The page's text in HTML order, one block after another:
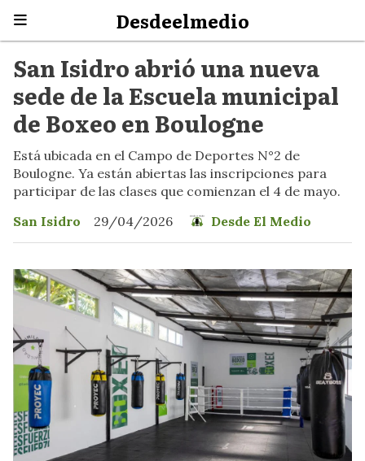
Desdeelmedio
San Isidro abrió una nueva
sede de la Escuela municipal
de Boxeo en Boulogne
Está ubicada en el Campo de Deportes N°2 de
Boulogne. Ya están abiertas las inscripciones para
participar de las clases que comienzan el 4 de mayo.
San Isidro
29/04/2026 Desde El Medio